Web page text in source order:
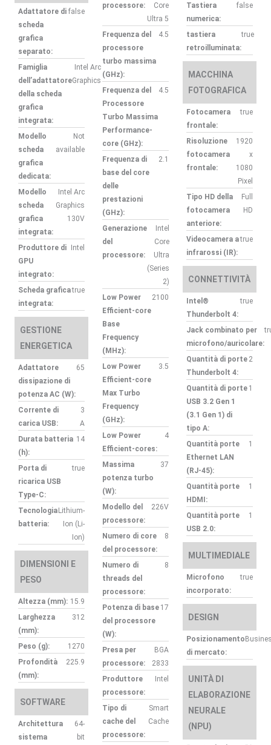
Adattatore di
scheda
grafica
separato:
false
Famiglia
dell’adattatore
della scheda
grafica
integrata:
Intel Arc
Graphics
Modello
scheda
grafica
dedicata:
Not
available
Modello
scheda
grafica
integrata:
Intel Arc
Graphics
130V
Produttore di
GPU
integrato:
Intel
Scheda grafica
integrata:
true
GESTIONE
ENERGETICA
Adattatore
dissipazione di
potenza AC (W):
65
Corrente di
carica USB:
3
A
Durata batteria
(h):
14
Porta di
ricarica USB
Type-C:
true
Tecnologia
batteria:
Lithium-
Ion (Li-
Ion)
DIMENSIONI E
PESO
Altezza (mm): 15.9
Larghezza
(mm):
312
Peso (g):
1270
Profondità
(mm):
225.9
SOFTWARE
Architettura
sistema
64-
bit
processore:
Core
Ultra 5
Frequenza del
processore
turbo massima
(GHz):
4.5
Frequenza del
Processore
Turbo Massima
Performance-
core (GHz):
4.5
Frequenza di
base del core
delle
prestazioni
(GHz):
2.1
Generazione
del
processore:
Intel
Core
Ultra
(Series
2)
Low Power
Efficient-core
Base
Frequency
(MHz):
2100
Low Power
Efficient-core
Max Turbo
Frequency
(GHz):
3.5
Low Power
Efficient-cores:
4
Massima
potenza turbo
(W):
37
Modello del
processore:
226V
Numero di core
del processore:
8
Numero di
threads del
processore:
8
Potenza di base
del processore
(W):
17
Presa per
processore:
BGA
2833
Produttore
processore:
Intel
Tipo di
cache del
processore:
Smart
Cache
Tastiera
numerica:
false
tastiera
retroilluminata:
true
MACCHINA
FOTOGRAFICA
Fotocamera
frontale:
true
Risoluzione
fotocamera
frontale:
1920
x
1080
Pixel
Tipo HD della
fotocamera
anteriore:
Full
HD
Videocamera a
infrarossi (IR):
true
CONNETTIVITÀ
Intel®
Thunderbolt 4:
true
Jack combinato per
microfono/auricolare:
Quantità di porte
Thunderbolt 4:
2
Quantità di porte
USB 3.2 Gen 1
(3.1 Gen 1) di
tipo A:
1
Quantità porte
Ethernet LAN
(RJ-45):
1
Quantità porte
HDMI:
1
Quantità porte
USB 2.0:
1
MULTIMEDIALE
Microfono
incorporato:
true
DESIGN
Posizionamento
di mercato:
UNITÀ DI
ELABORAZIONE
NEURALE
(NPU)